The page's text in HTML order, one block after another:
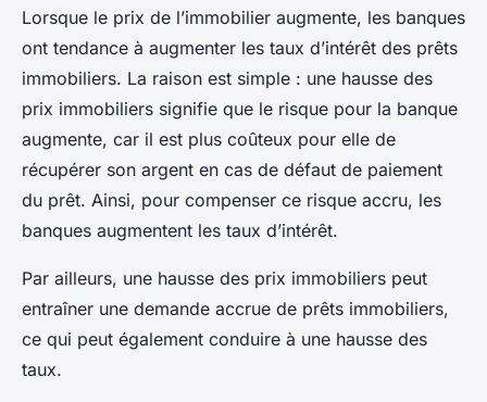
Lorsque le prix de l’immobilier augmente, les banques
ont tendance à augmenter les taux d’intérêt des prêts
immobiliers. La raison est simple : une hausse des
prix immobiliers signifie que le risque pour la banque
augmente, car il est plus coûteux pour elle de
récupérer son argent en cas de défaut de paiement
du prêt. Ainsi, pour compenser ce risque accru, les
banques augmentent les taux d’intérêt.
Par ailleurs, une hausse des prix immobiliers peut
entraîner une demande accrue de prêts immobiliers,
ce qui peut également conduire à une hausse des
taux.